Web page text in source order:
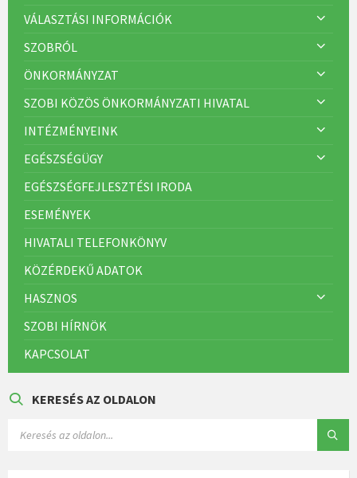
VÁLASZTÁSI INFORMÁCIÓK
SZOBRÓL
ÖNKORMÁNYZAT
SZOBI KÖZÖS ÖNKORMÁNYZATI HIVATAL
INTÉZMÉNYEINK
EGÉSZSÉGÜGY
EGÉSZSÉGFEJLESZTÉSI IRODA
ESEMÉNYEK
HIVATALI TELEFONKÖNYV
KÖZÉRDEKŰ ADATOK
HASZNOS
SZOBI HÍRNÖK
KAPCSOLAT
KERESÉS AZ OLDALON